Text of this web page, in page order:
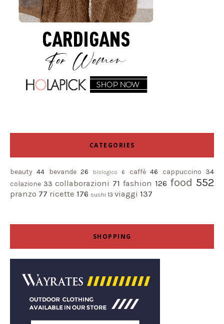
CATEGORIES
beauty 44 bevande 26 biologico 6 caffè 46 cappuccino 34
colazione 33 collaborazioni 71 fashion 126 food 552
pranzo 77 ricette 176 sushi 13 viaggi 137
SHOPPING